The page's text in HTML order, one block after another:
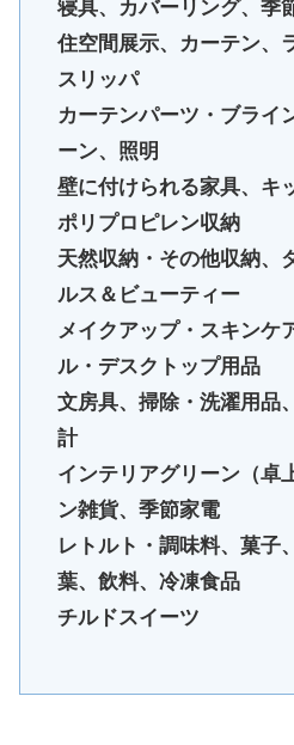
寝具、カバーリング、季
住空間展示、カーテン、
スリッパ
カーテンパーツ・ブライ
ーン、照明
壁に付けられる家具、キ
ポリプロピレン収納
天然収納・その他収納、
ルス＆ビューティー
メイクアップ・スキンケ
ル・デスクトップ用品
文房具、掃除・洗濯用品
計
インテリアグリーン（卓
ン雑貨、季節家電
レトルト・調味料、菓子
葉、飲料、冷凍食品
チルドスイーツ